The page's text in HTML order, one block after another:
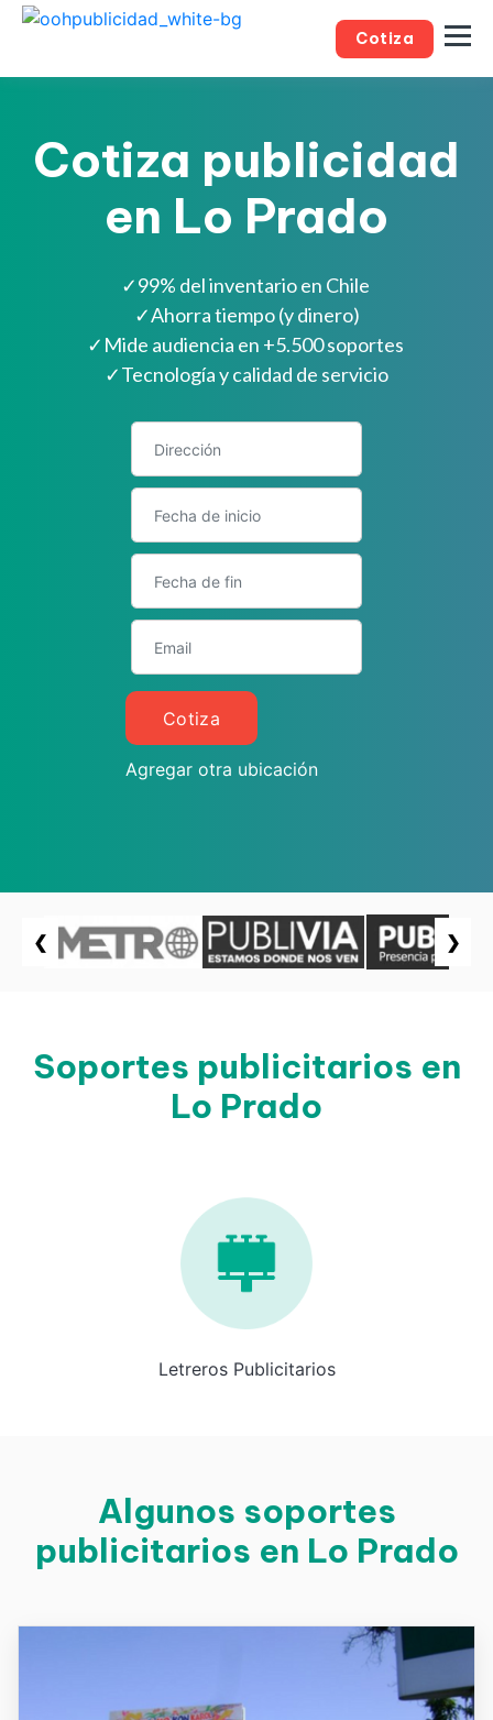
Cotiza
Cotiza publicidad
en Lo Prado
✓99% del inventario en Chile
✓Ahorra tiempo (y dinero)
✓ Mide audiencia en +5.500 soportes
✓Tecnología y calidad de servicio
Cotiza
Agregar otra ubicación
❮ ❯
Soportes publicitarios en
Lo Prado
Letreros Publicitarios
Algunos soportes
publicitarios en Lo Prado